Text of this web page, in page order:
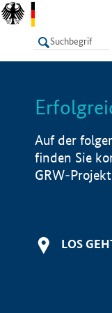
LISTE
Auf der
finden Sie
GRW-
LOS